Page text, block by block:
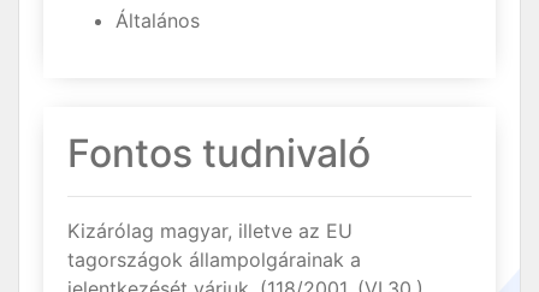
Általános
Fontos tudnivaló
Kizárólag magyar, illetve az EU
tagországok állampolgárainak a